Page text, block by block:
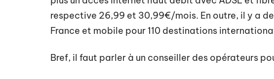
respective 26,99 et 30,99€/mois. En outre, il y a
France et mobile pour 110 destinations
Bref, il faut parler à un conseiller des opérateurs